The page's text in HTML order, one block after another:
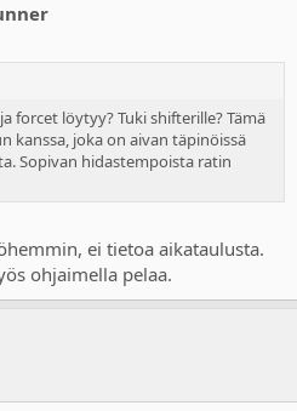
forcet löytyy? Tuki shifterille? Tämä
kanssa, joka on aivan täpinöissä
Sopivan hidastempoista ratin
ei tietoa aikataulusta.
ohjaimella pelaa.